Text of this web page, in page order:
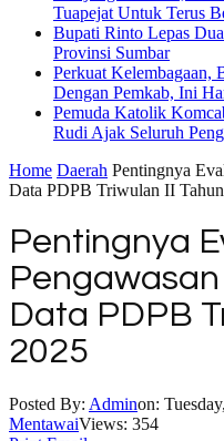
Tuapejat Untuk Terus
Bupati Rinto Lepas
Provinsi Sumbar
Perkuat Kelembagaan,
Dengan Pemkab, Ini
Pemuda Katolik
Rudi Ajak Seluruh
Home Daerah Pentingnya
Data PDPB Triwulan II
Pentingnya
Data PDPB
2025
Posted By: Adminon:
MentawaiViews: 354